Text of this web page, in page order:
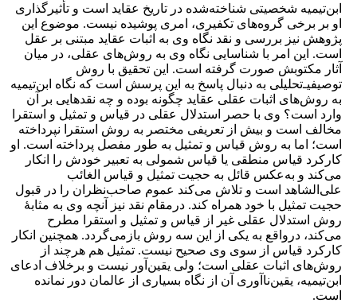
ابن‌تیمیه شخصیتی شناخته‌شده در تاریخ عقاید است و تأثیرگذاری
او بر برخی گروه‌های تکفیری، امری پوشیده نیست. موضوع این
پژوهش نیز بررسی و نقد نگاه وی به اثبات عقاید مبتنی بر عقل
است. این امر با شناسایی نگاه وی به روش‌های عقلی، در میان
آثار مکتوبش صورت گرفته است. این تحقیق با روش
توصیفیـ‌‌تحلیلی به دنبال پاسخ به این پرسش است که نگاه ابن‌تیمیه
به روش‌های اثبات عقلی عقاید چگونه بوده و چه نقدهایی بر آن
وارد است؟ وی با حصر استدلال عقلی در قیاس و تمثیل و استقرا
مخالف است و بیش از تعریفی مختصر به روش استقرا نپرداخته
است؛ اما به روش قیاس و تمثیل به طور مفصل پرداخته است. او
کارکرد قیاس منطقی یا قیاس شمولی به تعبیر خودش را انکار
می‌کند و به‌عکس قائل به حجیت تمثیل و قیاس الغائب
علی‌الشاهد است و تلاش می‌کند عموم صاحب‌نظران را در قبول
حجیت تمثیل با خود همراه کند. درمقام نقد نیز آنچه وی به مثابۀ
روش استدلال عقلی غیر از قیاس و تمثیل و استقرا مطرح
می‌کند، درواقع به یکی از این سه روش بازمی‌گردد. همچنین انکار
کارکرد قیاس از سوی وی صحیح نیست. تمثیل هم هرچند از
روش‌های اثبات عقلی است؛ ولی یقین‌آور نیست و برخلاف ادعای
ابن‌تیمیه، یقین‌ناآوری آن از نگاه بسیاری از عالمان دور نمانده
است.